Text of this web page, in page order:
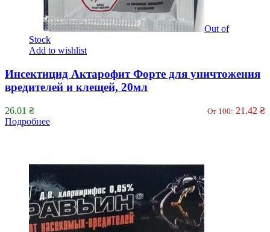
Out of
Stock
Add to wishlist
Инсектицид Актарофит Форте для уничтожения
вредителей и клещей, 20мл
26.01 ₴ От 100: 21.42 ₴
Подробнее